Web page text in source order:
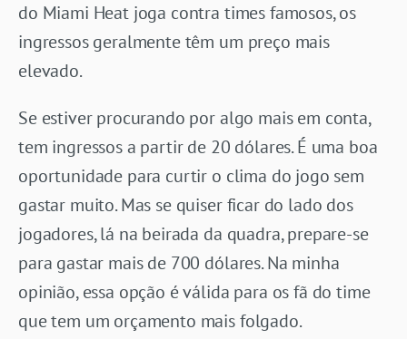
do Miami Heat joga contra times famosos, os
ingressos geralmente têm um preço mais
elevado.
Se estiver procurando por algo mais em conta,
tem ingressos a partir de 20 dólares. É uma boa
oportunidade para curtir o clima do jogo sem
gastar muito. Mas se quiser ficar do lado dos
jogadores, lá na beirada da quadra, prepare-se
para gastar mais de 700 dólares. Na minha
opinião, essa opção é válida para os fã do time
que tem um orçamento mais folgado.